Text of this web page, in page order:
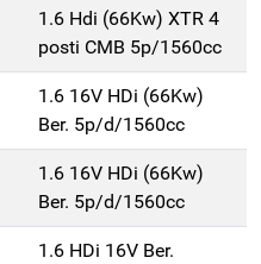
1.6 Hdi (66Kw) XTR 4
posti CMB 5p/1560cc
1.6 16V HDi (66Kw)
Ber. 5p/d/1560cc
1.6 16V HDi (66Kw)
Ber. 5p/d/1560cc
1.6 HDi 16V Ber.